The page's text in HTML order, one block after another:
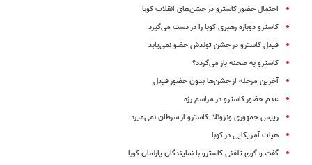
احتمال حضور کاسترو در جشن‌های انقلاب کوبا
کاسترو دوباره رهبری کوبا را در دست می‌گیرد
فیدل کاسترو در جشن تولدش حضو نمی‌یابد
کاسترو به صحنه باز می‌گردد؟
آخرین مرحله از جشن‌ها بدون حضور فیدل
عدم حضور کاسترو در مراسم رژه
رییس جمهوری ونزوئلا: کاسترو از سرطان نمی‌میرد
هیات آمریکایی در کوبا
گفت و گوی تلفنی کاسترو با نمایندگان پارلمان کوبا